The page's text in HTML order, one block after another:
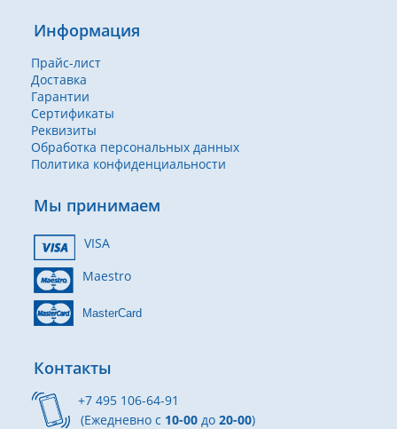
Информация
Прайс-лист
Доставка
Гарантии
Сертификаты
Реквизиты
Обработка персональных данных
Политика конфиденциальности
Мы принимаем
VISA
Maestro
MasterCard
Контакты
+7 495 106-64-91
(Ежедневно с 10-00 до 20-00)